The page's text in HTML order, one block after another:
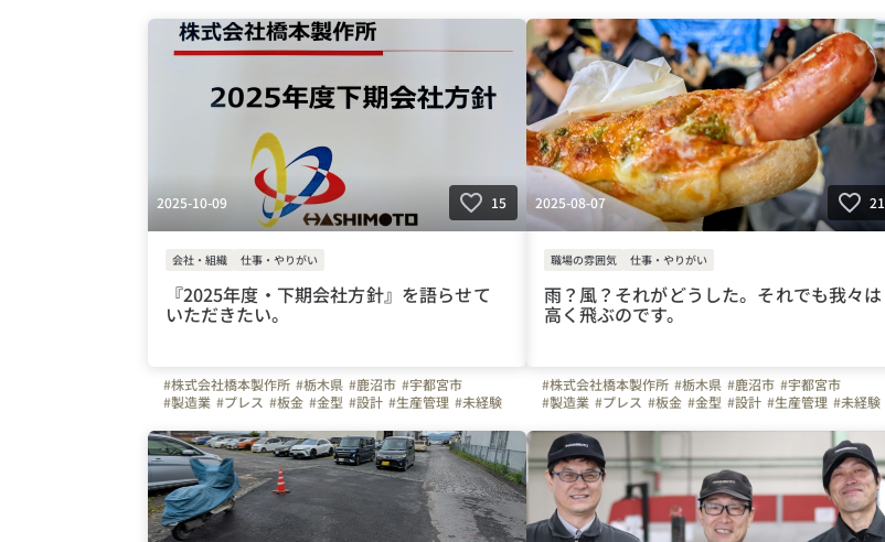
#週休二日制 #育休 #ものづくり #弊社のすごいところ
#週休二日制 #育休 #環境問題 #土曜日面接可
#WEB面接可 #ものづくり #弊社のすごいところ
2025-10-09 15
会社・組織 仕事・やりがい
『2025年度・下期会社方針』を語らせて
いただきたい。
#株式会社橋本製作所 #栃木県 #鹿沼市 #宇都宮市
#製造業 #プレス #板金 #金型 #設計 #生産管理 #未経験
#ガソリン代全額支給 #WEB面接可 #土曜日面接可
#工場見学可能 #弊社のすごいところ
#やりがいを感じる瞬間 #移住支援 #ビジョン
#ものづくり
2025-08-07 21
職場の雰囲気 仕事・やりがい
雨？風？それがどうした。それでも我々は
高く飛ぶのです。
#株式会社橋本製作所 #栃木県 #鹿沼市 #宇都宮市
#製造業 #プレス #板金 #金型 #設計 #生産管理 #未経験
#ガソリン代全額支給 #週休二日制 #土曜日面接可
#WEB面接可 #面接日応相談 #弊社のすごいところ
#自慢の福利厚生 #写真で伝える会社の雰囲気
#社内イベント #やりがいを感じる瞬間 #はたらく人
#移住支援